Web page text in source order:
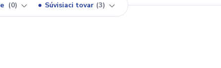
0 Súvisiaci tovar 3